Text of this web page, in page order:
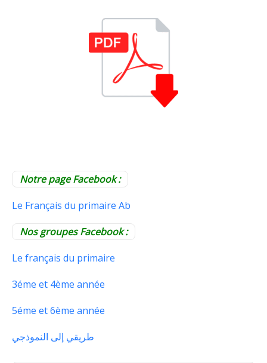
Notre page Facebook :
Le Français du primaire Ab
Nos groupes Facebook :
Le français du primaire
3éme et 4ème année
5éme et 6ème année